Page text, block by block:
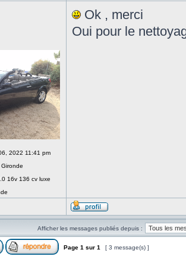
2022 11:41 pm
16v 136 cv luxe
Ok , merci
Oui pour le
Afficher les messages publiés depuis :
Page 1 sur 1 [ 3 message(s) ]